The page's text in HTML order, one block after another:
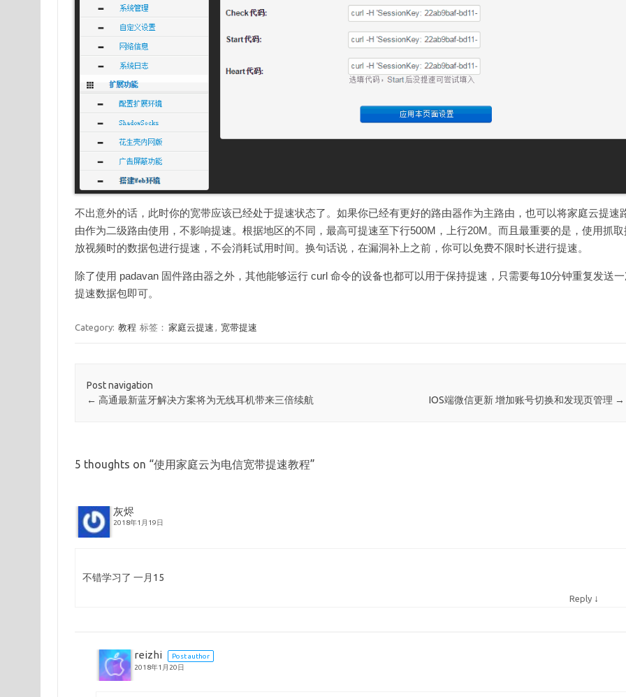
不出意外的话，此时你的宽带应该已经处于提速状态了。如果你已经有更好的路由器作为主路由，也可以将家庭云提速
由作为二级路由使用，不影响提速。根据地区的不同，最高可提速至下行500M，上行20M。而且最重要的是，使用抓取
放视频时的数据包进行提速，不会消耗试用时间。换句话说，在漏洞补上之前，你可以免费不限时长进行提速。
除了使用 padavan 固件路由器之外，其他能够运行 curl 命令的设备也都可以用于保持提速，只需要每10分钟重复发送
提速数据包即可。
Category: 教程 标签： 家庭云提速 , 宽带提速
Post navigation
← 高通最新蓝牙解决方案将为无线耳机带来三倍续航 IOS端微信更新 增加账号切换和发现页管理 →
5 thoughts on “使用家庭云为电信宽带提速教程”
灰烬
2018年1月19日
不错学习了 一月15
Reply ↓
reizhi
Post author
2018年1月20日